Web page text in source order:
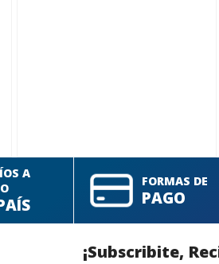
A
FORMAS DE
PAGO
¡Subscribite,